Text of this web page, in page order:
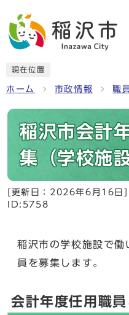
現在位置
ホーム 市政情報 職
稲沢市会計
集（学校施設
[更新日： 2026年6月16日
ID:5758
稲沢市の学校施設で働
員を募集します。
会計年度任用職員